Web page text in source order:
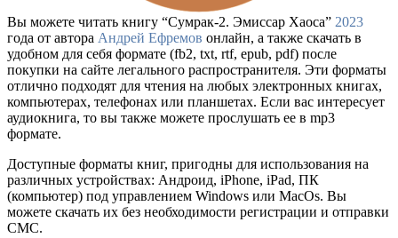
Вы можете читать книгу “Сумрак-2. Эмиссар Хаоса” 2023
года от автора Андрей Ефремов онлайн, а также скачать в
удобном для себя формате (fb2, txt, rtf, epub, pdf) после
покупки на сайте легального распространителя. Эти форматы
отлично подходят для чтения на любых электронных книгах,
компьютерах, телефонах или планшетах. Если вас интересует
аудиокнига, то вы также можете прослушать ее в mp3
формате.
Доступные форматы книг, пригодны для использования на
различных устройствах: Андроид, iPhone, iPad, ПК
(компьютер) под управлением Windows или MacOs. Вы
можете скачать их без необходимости регистрации и отправки
СМС.